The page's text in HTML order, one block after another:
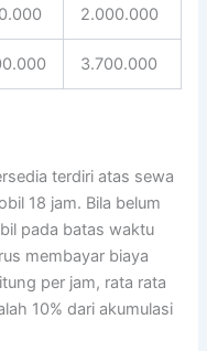
2.000.000
3.700.000
terdiri atas sewa
18 jam. Bila belum
pada batas waktu
membayar biaya
per jam, rata rata
10% dari akumulasi